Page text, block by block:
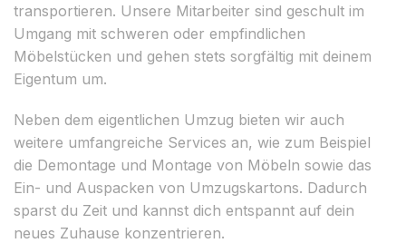
transportieren. Unsere Mitarbeiter sind geschult im
Umgang mit schweren oder empfindlichen
Möbelstücken und gehen stets sorgfältig mit deinem
Eigentum um.
Neben dem eigentlichen Umzug bieten wir auch
weitere umfangreiche Services an, wie zum Beispiel
die Demontage und Montage von Möbeln sowie das
Ein- und Auspacken von Umzugskartons. Dadurch
sparst du Zeit und kannst dich entspannt auf dein
neues Zuhause konzentrieren.